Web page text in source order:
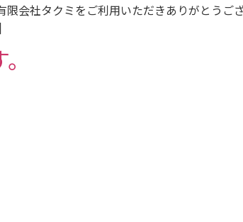
会社タクミをご利用いただきありがとうご